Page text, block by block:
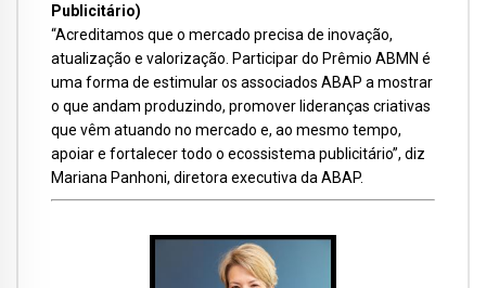
Publicitário)
“Acreditamos que o mercado precisa de inovação,
atualização e valorização. Participar do Prêmio ABMN é
uma forma de estimular os associados ABAP a mostrar
o que andam produzindo, promover lideranças criativas
que vêm atuando no mercado e, ao mesmo tempo,
apoiar e fortalecer todo o ecossistema publicitário”, diz
Mariana Panhoni, diretora executiva da ABAP.